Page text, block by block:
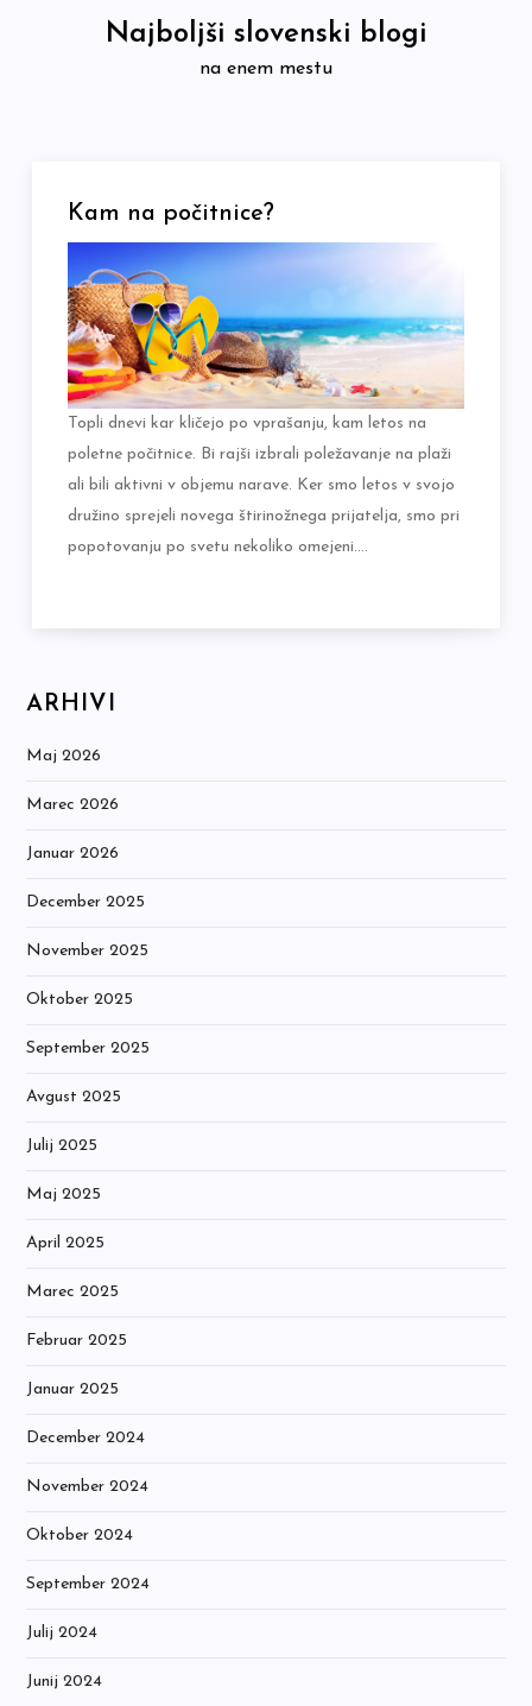
Najboljši slovenski blogi
na enem mestu
Kam na počitnice?
Topli dnevi kar kličejo po vprašanju, kam letos na
poletne počitnice. Bi rajši izbrali poležavanje na plaži
ali bili aktivni v objemu narave. Ker smo letos v svojo
družino sprejeli novega štirinožnega prijatelja, smo pri
popotovanju po svetu nekoliko omejeni.…
ARHIVI
Maj 2026
Marec 2026
Januar 2026
December 2025
November 2025
Oktober 2025
September 2025
Avgust 2025
Julij 2025
Maj 2025
April 2025
Marec 2025
Februar 2025
Januar 2025
December 2024
November 2024
Oktober 2024
September 2024
Julij 2024
Junij 2024